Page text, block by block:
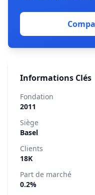
Informations Clés
Fondation
2011
Siège
Basel
Clients
18K
Part de marché
0.2%